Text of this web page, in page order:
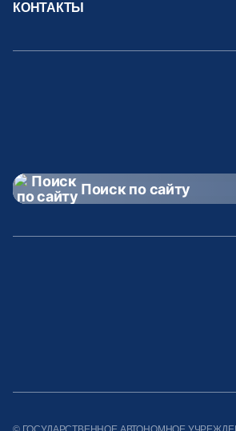
Поиск по сайту
КОНТАКТЫ